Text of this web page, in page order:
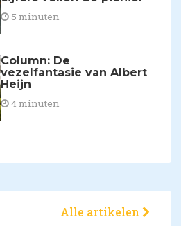
5 minuten
Column: De
vezelfantasie van Albert
Heijn
4 minuten
Alle artikelen